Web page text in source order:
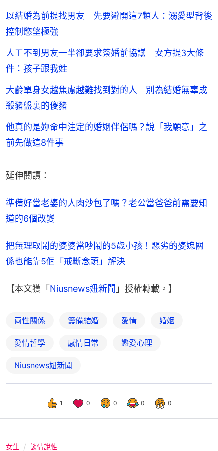
以結婚為前提找男友 先要避開這7類人：溺愛型背後
控制慾望極強
人工不到男友一半卻要求簽婚前協議 女方提3大條
件：孩子跟我姓
大齡單身女越焦慮越難找到對的人 別為結婚無辜成
殺豬盤裏的傻豬
他真的是妳命中注定的婚姻伴侶嗎？說「我願意」之
前先做這8件事
延伸閱讀：
準備好當老婆的人肉沙包了嗎？老公當爸爸前需要知
道的6個改變
把無理取鬧的婆婆當吵鬧的5歲小孩！惡劣的婆媳關
係也能靠5個「戒斷念頭」解決
【本文獲「Niusnews妞新聞 」授權轉載。】
兩性關係 籌備結婚 愛情 婚姻
愛情哲學 感情日常 戀愛心理
Niusnews妞新聞
1 0 0 0 0
女生 談情說性